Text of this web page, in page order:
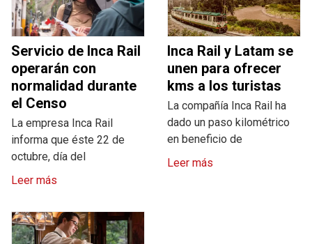
Servicio de Inca Rail
operarán con
normalidad durante
el Censo
La empresa Inca Rail
informa que éste 22 de
octubre, día del
Leer más
Inca Rail y Latam se
unen para ofrecer
kms a los turistas
La compañía Inca Rail ha
dado un paso kilométrico
en beneficio de
Leer más